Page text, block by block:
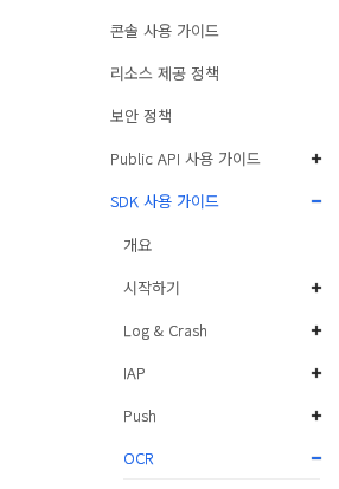
콘솔 사용 가이드
리소스 제공 정책
보안 정책
Public API 사용 가이드
SDK 사용 가이드
개요
시작하기
Log & Crash
IAP
Push
OCR